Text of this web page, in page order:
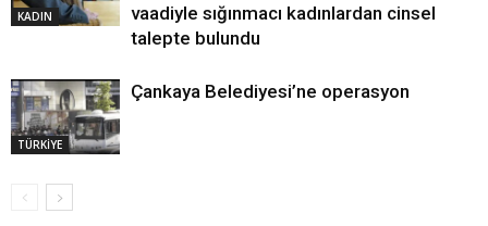
KADIN
vaadiyle sığınmacı kadınlardan cinsel
talepte bulundu
TÜRKİYE
Çankaya Belediyesi’ne operasyon